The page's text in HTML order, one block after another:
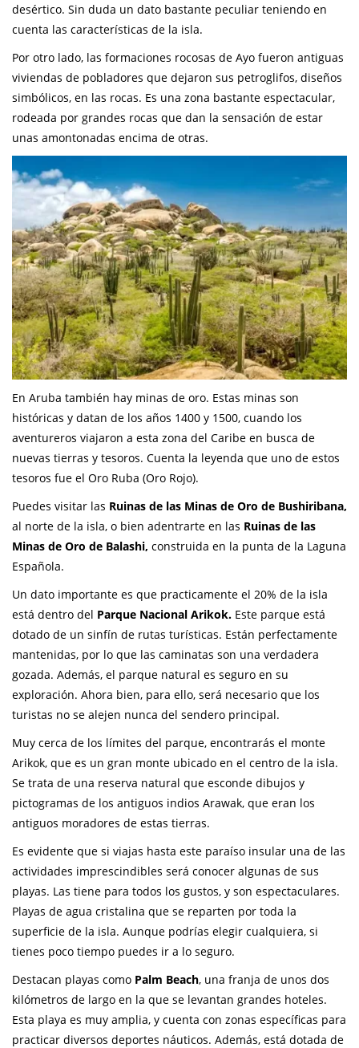
desértico. Sin duda un dato bastante peculiar teniendo en
cuenta las características de la isla.
Por otro lado, las formaciones rocosas de Ayo fueron antiguas
viviendas de pobladores que dejaron sus petroglifos, diseños
simbólicos, en las rocas. Es una zona bastante espectacular,
rodeada por grandes rocas que dan la sensación de estar
unas amontonadas encima de otras.
En Aruba también hay minas de oro. Estas minas son
históricas y datan de los años 1400 y 1500, cuando los
aventureros viajaron a esta zona del Caribe en busca de
nuevas tierras y tesoros. Cuenta la leyenda que uno de estos
tesoros fue el Oro Ruba (Oro Rojo).
Puedes visitar las Ruinas de las Minas de Oro de Bushiribana,
al norte de la isla, o bien adentrarte en las Ruinas de las
Minas de Oro de Balashi, construida en la punta de la Laguna
Española.
Un dato importante es que practicamente el 20% de la isla
está dentro del Parque Nacional Arikok. Este parque está
dotado de un sinfín de rutas turísticas. Están perfectamente
mantenidas, por lo que las caminatas son una verdadera
gozada. Además, el parque natural es seguro en su
exploración. Ahora bien, para ello, será necesario que los
turistas no se alejen nunca del sendero principal.
Muy cerca de los límites del parque, encontrarás el monte
Arikok, que es un gran monte ubicado en el centro de la isla.
Se trata de una reserva natural que esconde dibujos y
pictogramas de los antiguos indios Arawak, que eran los
antiguos moradores de estas tierras.
Es evidente que si viajas hasta este paraíso insular una de las
actividades imprescindibles será conocer algunas de sus
playas. Las tiene para todos los gustos, y son espectaculares.
Playas de agua cristalina que se reparten por toda la
superficie de la isla. Aunque podrías elegir cualquiera, si
tienes poco tiempo puedes ir a lo seguro.
Destacan playas como Palm Beach, una franja de unos dos
kilómetros de largo en la que se levantan grandes hoteles.
Esta playa es muy amplia, y cuenta con zonas específicas para
practicar diversos deportes náuticos. Además, está dotada de